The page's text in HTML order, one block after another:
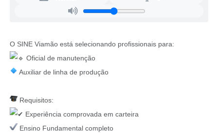
O SINE Viamão está selecionando profissionais para:
Oficial de manutenção
Auxiliar de linha de produção
Requisitos:
Experiência comprovada em carteira
Ensino Fundamental completo